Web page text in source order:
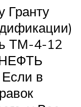
Гранту
ТМ-4-12
в